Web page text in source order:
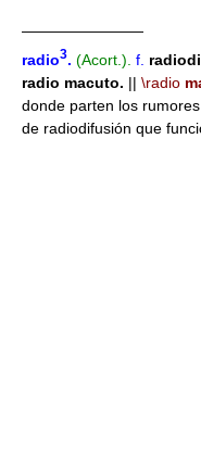
————————
radio3. (Acort.). f.
radio macuto. || \radio
donde parten los
de radiodifusión que